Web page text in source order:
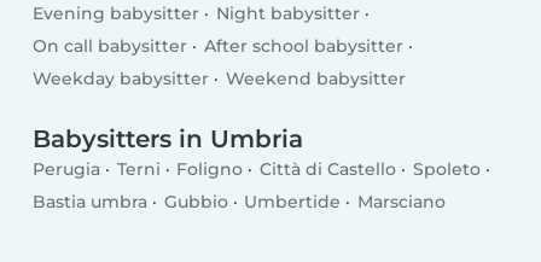
Evening babysitter
Night babysitter
On call babysitter
After school babysitter
Weekday babysitter
Weekend babysitter
Babysitters in Umbria
Perugia Terni Foligno Città di Castello
Spoleto
Bastia umbra
Gubbio Umbertide Marsciano